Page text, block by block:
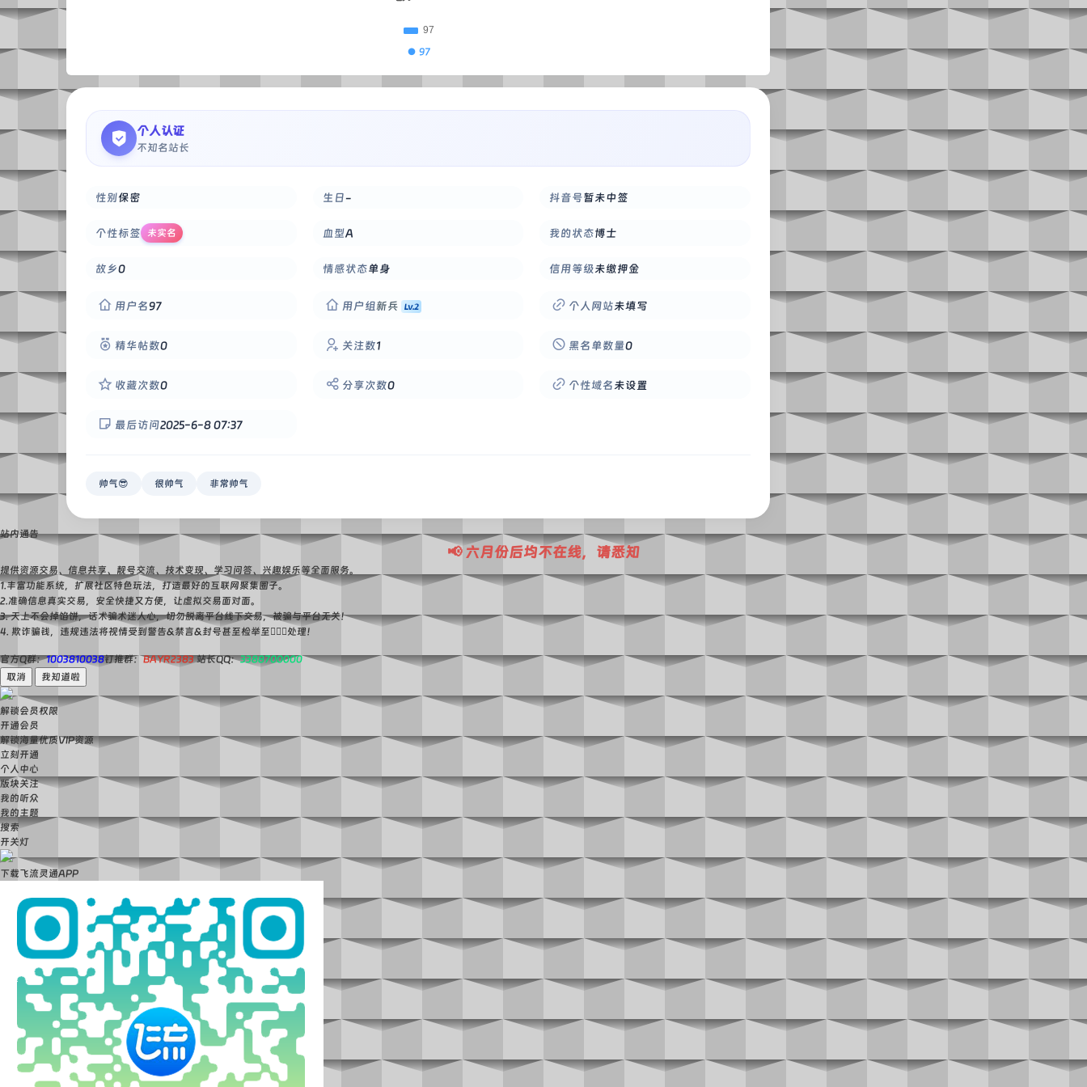
● 97
个人认证
不知名站长
性别保密 生日- 抖音号暂未中签
个性标签 未实名 血型A 我的状态博士
故乡0 情感状态单身 信用等级未缴押金
用户名97 用户组新兵 个人网站未填写
精华帖数0 关注数1 黑名单数量0
收藏次数0 分享次数0 个性域名未设置
最后访问2025-6-8 07:37
帅气😎 很帅气 非常帅气
站内通告
📢 六月份后均不在线，请悉知
提供资源交易、信息共享、靓号交流、技术变现、学习问答、兴趣娱乐等全面服务。
1.丰富功能系统，扩展社区特色玩法，打造最好的互联网聚集圈子。
2.准确信息真实交易，安全快捷又方便，让虚拟交易面对面。
3. 天上不会掉馅饼，话术骗术迷人心，切勿脱离平台线下交易，被骗与平台无关！
4. 欺诈骗钱，违规违法将视情受到警告&禁言&封号甚至检举至👮🏻‍♀️处理！
官方Q群：1003810038钉推群：BAYR2383站长QQ：3388700000
取消
我知道啦
解锁会员权限
开通会员
解锁海量优质VIP资源
立刻开通
个人中心
版块关注
我的听众
我的主题
搜索
开关灯
下载飞流灵通APP